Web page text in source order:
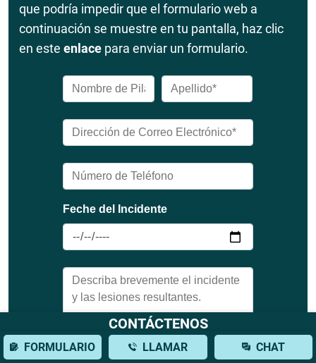
que podría impedir que el formulario web a
continuación se muestre en tu pantalla, haz clic
en este enlace para enviar un formulario.
CONTÁCTENOS
FORMULARIO LLAMAR CHAT